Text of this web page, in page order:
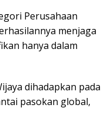
Perusahaan
menjaga
hanya dalam
dihadapkan pada
pasokan global,